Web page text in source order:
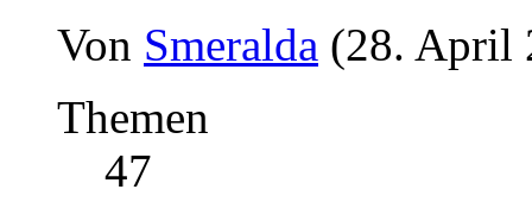
Von Smeralda (28. April
Themen
47